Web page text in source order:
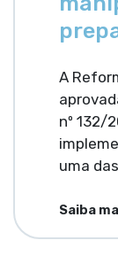
A
nº 132/
uma
Saiba